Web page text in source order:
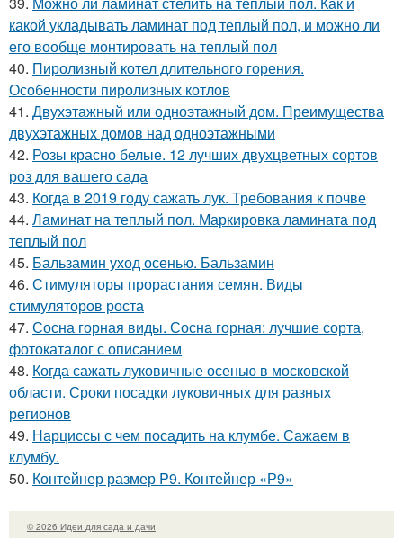
какой укладывать ламинат под теплый пол, и можно ли
его вообще монтировать на теплый пол
40. Пиролизный котел длительного горения.
Особенности пиролизных котлов
41. Двухэтажный или одноэтажный дом. Преимущества
двухэтажных домов над одноэтажными
42. Розы красно белые. 12 лучших двухцветных сортов
роз для вашего сада
43. Когда в 2019 году сажать лук. Требования к почве
44. Ламинат на теплый пол. Маркировка ламината под
теплый пол
45. Бальзамин уход осенью. Бальзамин
46. Стимуляторы прорастания семян. Виды
стимуляторов роста
47. Сосна горная виды. Сосна горная: лучшие сорта,
фотокаталог с описанием
48. Когда сажать луковичные осенью в московской
области. Сроки посадки луковичных для разных
регионов
49. Нарциссы с чем посадить на клумбе. Сажаем в
клумбу.
50. Контейнер размер P9. Контейнер «Р9»
© 2026 Идеи для сада и дачи